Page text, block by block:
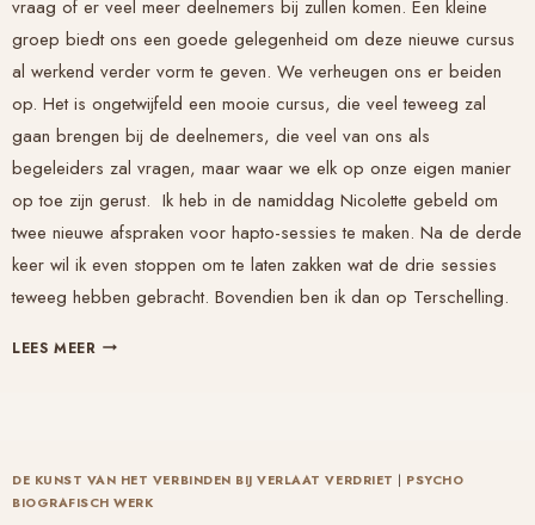
vraag of er veel meer deelnemers bij zullen komen. Een kleine
groep biedt ons een goede gelegenheid om deze nieuwe cursus
al werkend verder vorm te geven. We verheugen ons er beiden
op. Het is ongetwijfeld een mooie cursus, die veel teweeg zal
gaan brengen bij de deelnemers, die veel van ons als
begeleiders zal vragen, maar waar we elk op onze eigen manier
op toe zijn gerust. Ik heb in de namiddag Nicolette gebeld om
twee nieuwe afspraken voor hapto-sessies te maken. Na de derde
keer wil ik even stoppen om te laten zakken wat de drie sessies
teweeg hebben gebracht. Bovendien ben ik dan op Terschelling.
LEES MEER PROGRAMMA
DE KUNST VAN HET VERBINDEN BIJ VERLAAT VERDRIET | PSYCHO
BIOGRAFISCH WERK